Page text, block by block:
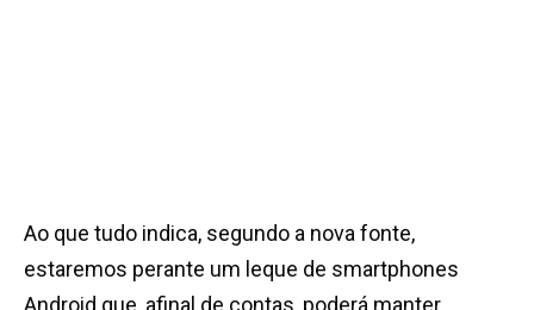
Ao que tudo indica, segundo a nova fonte,
estaremos perante um leque de smartphones